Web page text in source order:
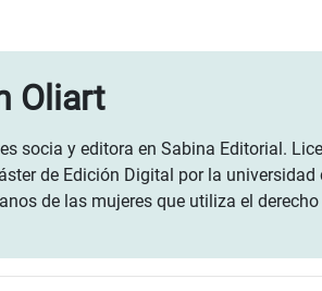
Oliart
socia y editora en Sabina Editorial.
de Edición Digital por la
de las mujeres que utiliza el